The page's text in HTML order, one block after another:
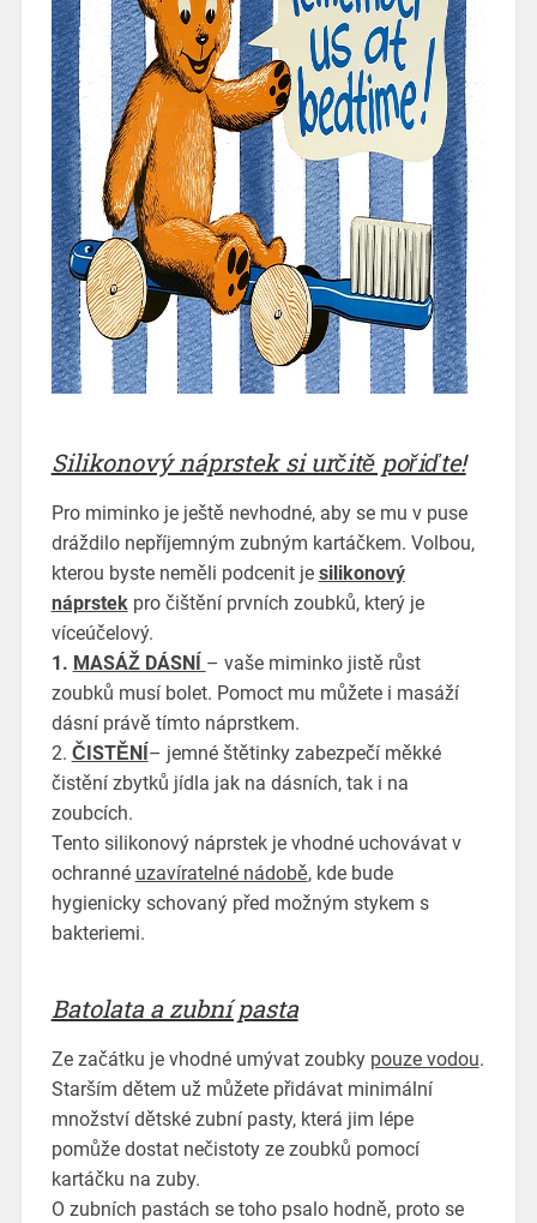
Silikonový náprstek si určitě pořiďte!
Pro miminko je ještě nevhodné, aby se mu v puse
dráždilo nepříjemným zubným kartáčkem. Volbou,
kterou byste neměli podcenit je silikonový
náprstekpro čištění prvních zoubků, který je
víceúčelový.
1. MASÁŽ DÁSNÍ – vaše miminko jistě růst
zoubků musí bolet. Pomoct mu můžete i masáží
dásní právě tímto náprstkem.
2. ČISTĚNÍ – jemné štětinky zabezpečí měkké
čistění zbytků jídla jak na dásních, tak i na
zoubcích.
Tento silikonový náprstek je vhodné uchovávat v
ochranné uzavíratelné nádobě, kde bude
hygienicky schovaný před možným stykem s
bakteriemi.
Batolata a zubní pasta
Ze začátku je vhodné umývat zoubky pouze vodou.
Starším dětem už můžete přidávat minimální
množství dětské zubní pasty, která jim lépe
pomůže dostat nečistoty ze zoubků pomocí
kartáčku na zuby.
O zubních pastách se toho psalo hodně, proto se